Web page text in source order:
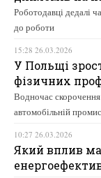
Роботодавці дедалі
до роботи
15:28 26.03.2026
У Польщі
фізичних
Водночас скорочення
автомобільній
10:27 26.03.2026
Який вплив